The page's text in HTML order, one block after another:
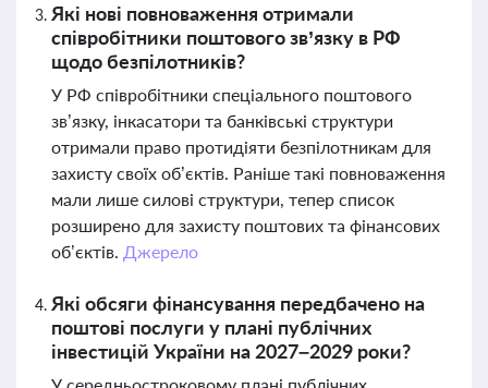
Які нові повноваження отримали
співробітники поштового зв’язку в РФ
щодо безпілотників?
У РФ співробітники спеціального поштового
зв’язку, інкасатори та банківські структури
отримали право протидіяти безпілотникам для
захисту своїх об’єктів. Раніше такі повноваження
мали лише силові структури, тепер список
розширено для захисту поштових та фінансових
об’єктів. Джерело
Які обсяги фінансування передбачено на
поштові послуги у плані публічних
інвестицій України на 2027–2029 роки?